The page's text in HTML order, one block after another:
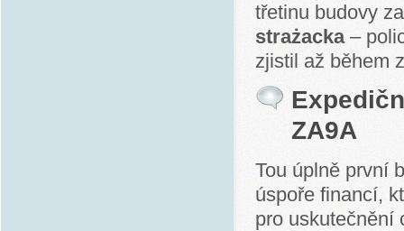
třetinu budovy
strażacka–
zjistil až během
ZA9A
Tou úplně první
úspoře financí,
pro uskutečnění